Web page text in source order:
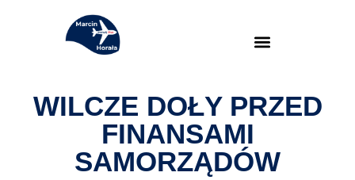
WILCZE DOŁY PRZED
FINANSAMI
SAMORZĄDÓW